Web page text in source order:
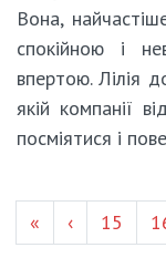
Вона,
спокійною і
впертою. Лілія
якій компанії
посміятися і
« ‹ Page #
15